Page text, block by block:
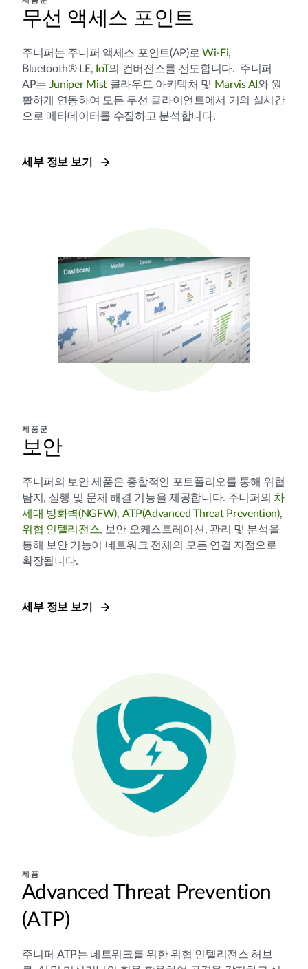
무선 액세스 포인트
주니퍼는 주니퍼 액세스 포인트(AP)로 Wi-Fi,
Bluetooth® LE, IoT의 컨버전스를 선도합니다. 주니퍼
AP는 Juniper Mist클라우드 아키텍처 및 Marvis AI와 원
활하게 연동하여 모든 무선 클라이언트에서 거의 실시간
으로 메타데이터를 수집하고 분석합니다.
세부 정보 보기
제품군
보안
주니퍼의 보안 제품은 종합적인 포트폴리오를 통해 위협
탐지, 실행 및 문제 해결 기능을 제공합니다. 주니퍼의 차
세대 방화벽(NGFW), ATP(Advanced Threat Prevention),
위협 인텔리전스, 보안 오케스트레이션, 관리 및 분석을
통해 보안 기능이 네트워크 전체의 모든 연결 지점으로
확장됩니다.
세부 정보 보기
제품
Advanced Threat Prevention
(ATP)
주니퍼 ATP는 네트워크를 위한 위협 인텔리전스 허브